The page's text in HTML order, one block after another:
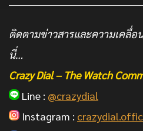
ติดตามข่าวสารและความเคลื่อ
นี่…
Crazy Dial – The Watch
Line : @crazydial
Instagram :